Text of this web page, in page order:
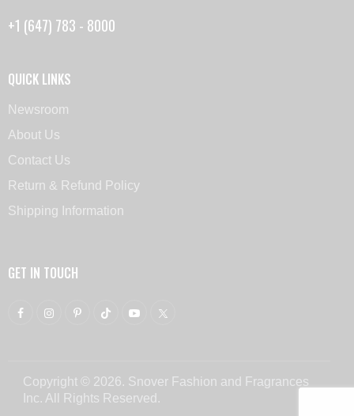
+1 (647) 783 - 8000
QUICK LINKS
Newsroom
About Us
Contact Us
Return & Refund Policy
Shipping Information
GET IN TOUCH
Copyright © 2026. Snover Fashion and Fragrances
Inc. All Rights Reserved.